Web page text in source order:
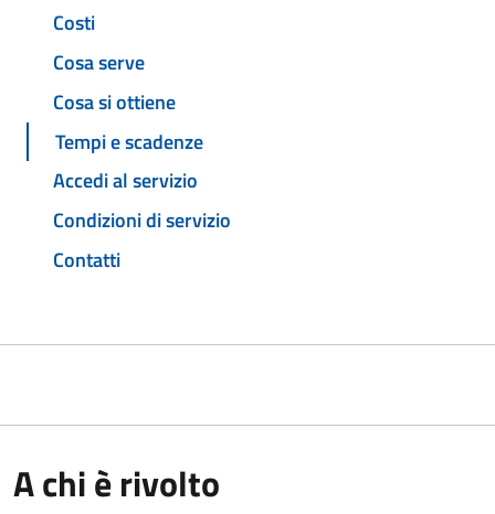
Costi
Cosa serve
Cosa si ottiene
Tempi e scadenze
Accedi al servizio
Condizioni di servizio
Contatti
A chi è rivolto